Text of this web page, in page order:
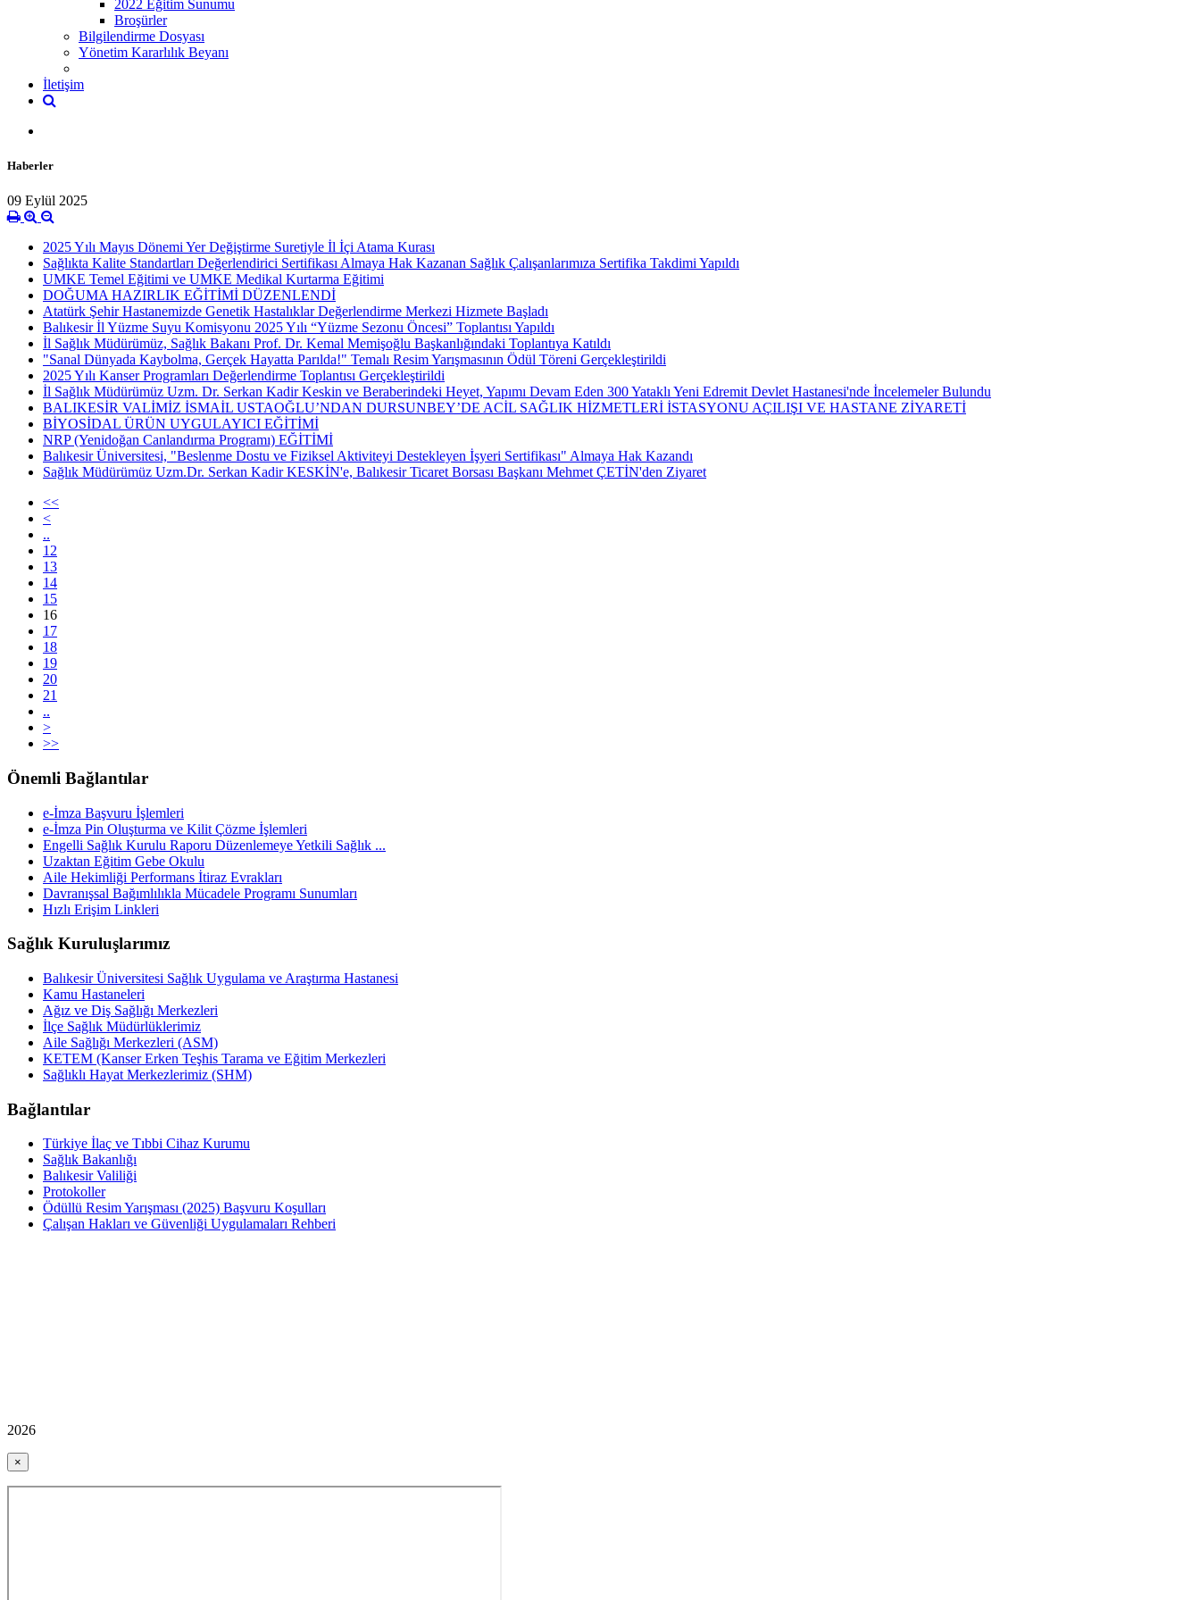
2022 Eğitim Sunumu
Broşürler
Bilgilendirme Dosyası
Yönetim Kararlılık Beyanı
İletişim
Haberler
09 Eylül 2025
2025 Yılı Mayıs Dönemi Yer Değiştirme Suretiyle İl İçi Atama Kurası
Sağlıkta Kalite Standartları Değerlendirici Sertifikası Almaya Hak Kazanan Sağlık Çalışanlarımıza Sertifika Takdimi Yapıldı
UMKE Temel Eğitimi ve UMKE Medikal Kurtarma Eğitimi
DOĞUMA HAZIRLIK EĞİTİMİ DÜZENLENDİ
Atatürk Şehir Hastanemizde Genetik Hastalıklar Değerlendirme Merkezi Hizmete Başladı
Balıkesir İl Yüzme Suyu Komisyonu 2025 Yılı “Yüzme Sezonu Öncesi” Toplantısı Yapıldı
İl Sağlık Müdürümüz, Sağlık Bakanı Prof. Dr. Kemal Memişoğlu Başkanlığındaki Toplantıya Katıldı
"Sanal Dünyada Kaybolma, Gerçek Hayatta Parılda!" Temalı Resim Yarışmasının Ödül Töreni Gerçekleştirildi
2025 Yılı Kanser Programları Değerlendirme Toplantısı Gerçekleştirildi
İl Sağlık Müdürümüz Uzm. Dr. Serkan Kadir Keskin ve Beraberindeki Heyet, Yapımı Devam Eden 300 Yataklı Yeni Edremit Devlet Hastanesi'nde İncelemeler Bulundu
BALIKESİR VALİMİZ İSMAİL USTAOĞLU’NDAN DURSUNBEY’DE ACİL SAĞLIK HİZMETLERİ İSTASYONU AÇILIŞI VE HASTANE ZİYARETİ
BİYOSİDAL ÜRÜN UYGULAYICI EĞİTİMİ
NRP (Yenidoğan Canlandırma Programı) EĞİTİMİ
Balıkesir Üniversitesi, "Beslenme Dostu ve Fiziksel Aktiviteyi Destekleyen İşyeri Sertifikası" Almaya Hak Kazandı
Sağlık Müdürümüz Uzm.Dr. Serkan Kadir KESKİN'e, Balıkesir Ticaret Borsası Başkanı Mehmet ÇETİN'den Ziyaret
<<
<
..
12
13
14
15
16
17
18
19
20
21
..
>
>>
Önemli Bağlantılar
e-İmza Başvuru İşlemleri
e-İmza Pin Oluşturma ve Kilit Çözme İşlemleri
Engelli Sağlık Kurulu Raporu Düzenlemeye Yetkili Sağlık ...
Uzaktan Eğitim Gebe Okulu
Aile Hekimliği Performans İtiraz Evrakları
Davranışsal Bağımlılıkla Mücadele Programı Sunumları
Hızlı Erişim Linkleri
Sağlık Kuruluşlarımız
Balıkesir Üniversitesi Sağlık Uygulama ve Araştırma Hastanesi
Kamu Hastaneleri
Ağız ve Diş Sağlığı Merkezleri
İlçe Sağlık Müdürlüklerimiz
Aile Sağlığı Merkezleri (ASM)
KETEM (Kanser Erken Teşhis Tarama ve Eğitim Merkezleri
Sağlıklı Hayat Merkezlerimiz (SHM)
Bağlantılar
Türkiye İlaç ve Tıbbi Cihaz Kurumu
Sağlık Bakanlığı
Balıkesir Valiliği
Protokoller
Ödüllü Resim Yarışması (2025) Başvuru Koşulları
Çalışan Hakları ve Güvenliği Uygulamaları Rehberi
2026
×